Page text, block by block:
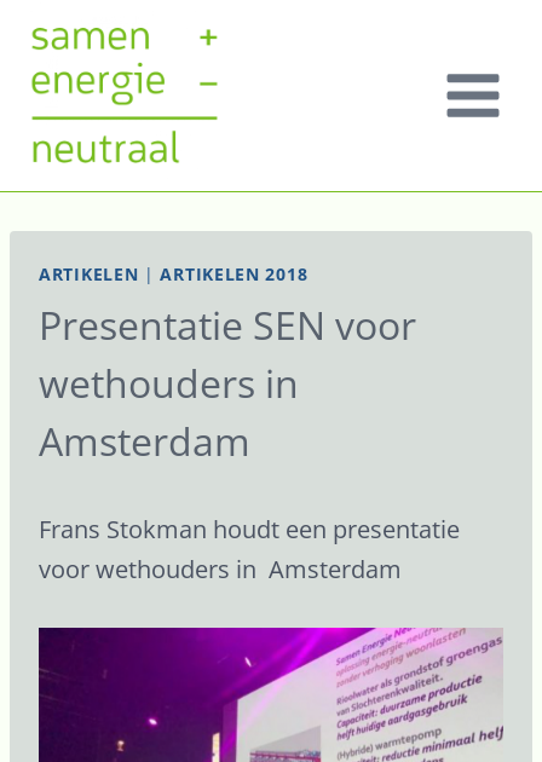
naar
inhoud
ARTIKELEN |ARTIKELEN 2018
Presentatie SEN voor
wethouders in
Amsterdam
Frans Stokman houdt een presentatie
voor wethouders in Amsterdam